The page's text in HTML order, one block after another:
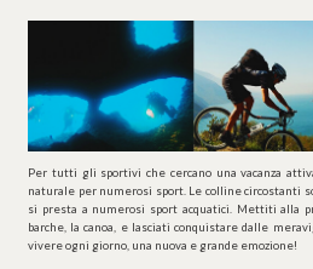
Per tutti gli sportivi che cercano una vacanza
naturale per numerosi sport. Le colline circostanti
si presta a numerosi sport acquatici. Mettiti alla
barche, la canoa, e lasciati conquistare dalle
vivere ogni giorno, una nuova e grande emozione!